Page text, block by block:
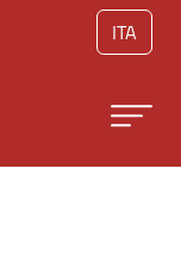
ITA